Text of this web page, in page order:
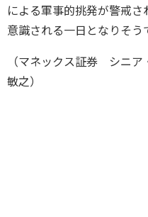
による軍事的挑発が警戒
意識される一日となりそう
（マネックス証券 シニア
敏之）